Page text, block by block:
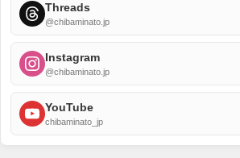
Threads
@chibaminato.jp
Instagram
@chibaminato.jp
YouTube
chibaminato_jp